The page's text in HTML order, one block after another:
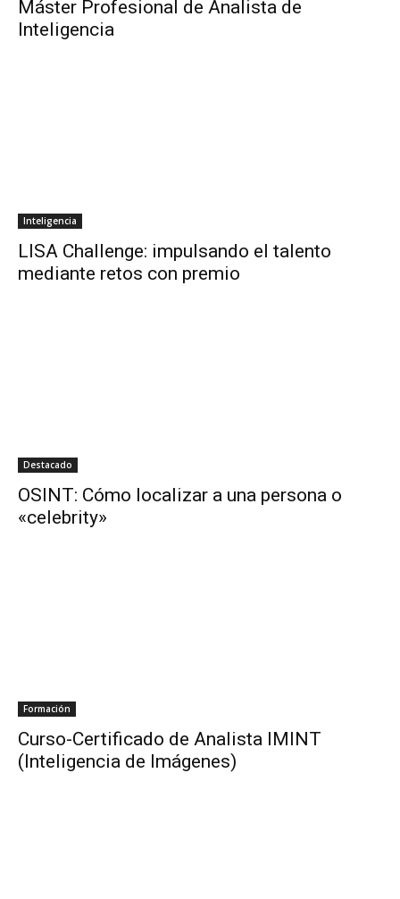
Máster Profesional de Analista de
Inteligencia
Inteligencia
LISA Challenge: impulsando el talento
mediante retos con premio
Destacado
OSINT: Cómo localizar a una persona o
«celebrity»
Formación
Curso-Certificado de Analista IMINT
(Inteligencia de Imágenes)